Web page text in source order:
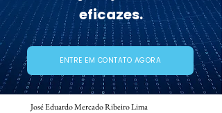
eficazes.
ENTRE EM CONTATO AGORA
José Eduardo Mercado Ribeiro Lima